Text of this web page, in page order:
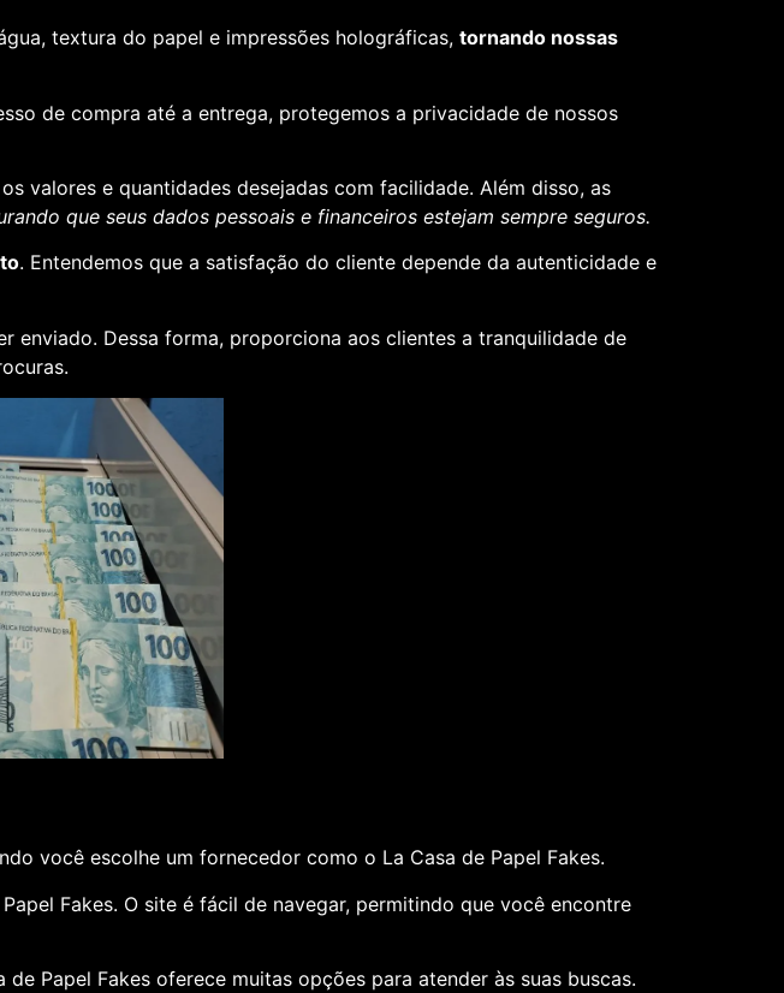
textura do papel e impressões holográficas, tornando nossas
de compra até a entrega, protegemos a privacidade de nossos
valores e quantidades desejadas com facilidade. Além disso, as
que seus dados pessoais e financeiros estejam sempre seguros.
. Entendemos que a satisfação do cliente depende da autenticidade e
enviado. Dessa forma, proporciona aos clientes a tranquilidade de
você escolhe um fornecedor como o La Casa de Papel Fakes.
Fakes. O site é fácil de navegar, permitindo que você encontre
Papel Fakes oferece muitas opções para atender às suas buscas.